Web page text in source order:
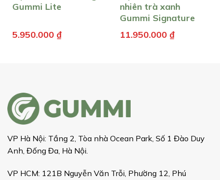
Gummi Lite
5.950.000 ₫
nhiên trà xanh
Gummi Signature
11.950.000 ₫
VP Hà Nội: Tầng 2, Tòa nhà Ocean Park, Số 1 Đào Duy
Anh, Đống Đa, Hà Nội.
VP HCM: 121B Nguyễn Văn Trỗi, Phường 12, Phú